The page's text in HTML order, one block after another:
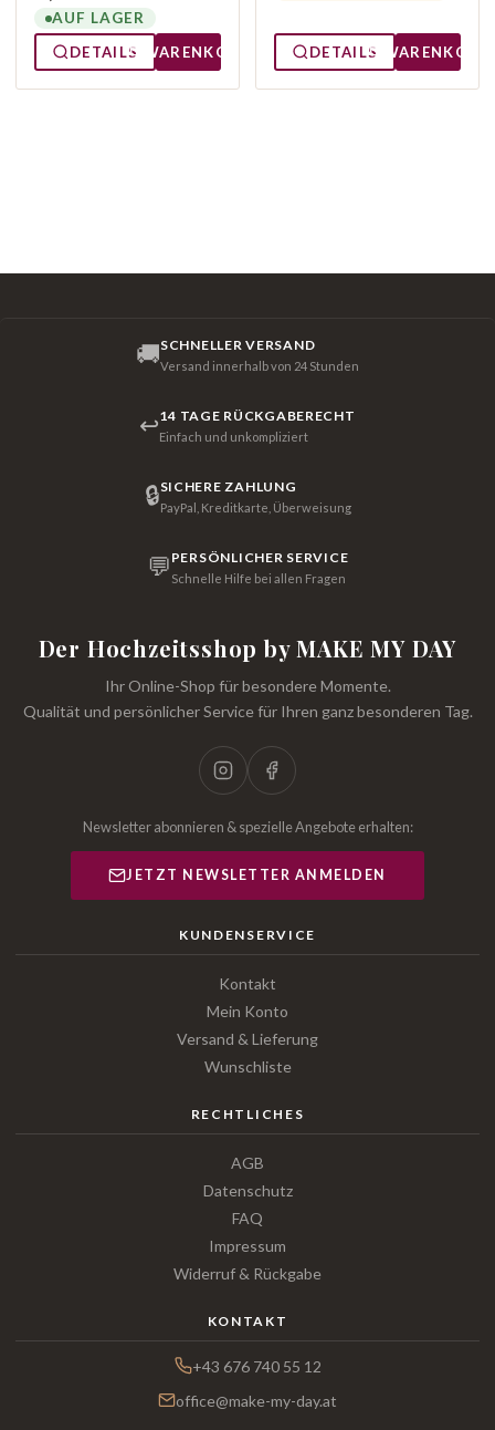
AUF LAGER
DETAILS
WARENKORB DETAILS WARENKORB
🚚SCHNELLER VERSAND
Versand innerhalb von 24 Stunden
↩14 TAGE RÜCKGABERECHT
Einfach und unkompliziert
🔒SICHERE ZAHLUNG
PayPal, Kreditkarte, Überweisung
💬 PERSÖNLICHER SERVICE
Schnelle Hilfe bei allen Fragen
Der Hochzeitsshop by MAKE MY DAY
Ihr Online-Shop für besondere Momente.
Qualität und persönlicher Service für Ihren ganz besonderen Tag.
Newsletter abonnieren & spezielle Angebote erhalten:
JETZT NEWSLETTER ANMELDEN
KUNDENSERVICE
Kontakt
Mein Konto
Versand & Lieferung
Wunschliste
RECHTLICHES
AGB
Datenschutz
FAQ
Impressum
Widerruf & Rückgabe
KONTAKT
+43 676 740 55 12
office@make-my-day.at